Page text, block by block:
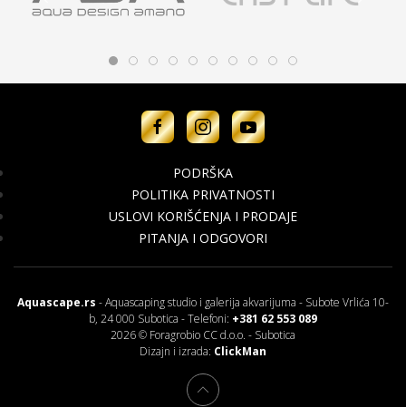
PODRŠKA
POLITIKA PRIVATNOSTI
USLOVI KORIŠĆENJA I PRODAJE
PITANJA I ODGOVORI
Aquascape.rs - Aquascaping studio i galerija akvarijuma - Subote Vrlića 10-
b, 24 000 Subotica - Telefoni: +381 62 553 089
2026 © Foragrobio CC d.o.o. - Subotica
Dizajn i izrada: ClickMan